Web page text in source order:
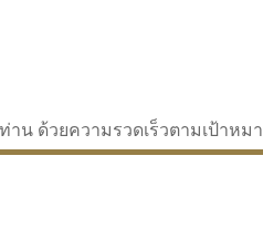
น ด้วยความรวดเร็วตามเป้าหม